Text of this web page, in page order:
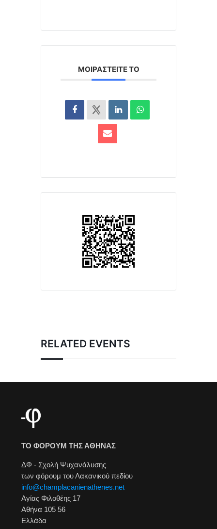
ΜΟΙΡΑΣΤΕΊΤΕ ΤΟ
RELATED EVENTS
ΤΟ ΦΟΡΟΥΜ ΤΗΣ ΑΘΗΝΑΣ
ΔΦ - Σχολή Ψυχανάλυσης
των φόρουμ του Λακανικού πεδίου
info@champlacanienathenes.net
Αγίας Φιλοθέης 17
Αθήνα 105 56
Ελλάδα